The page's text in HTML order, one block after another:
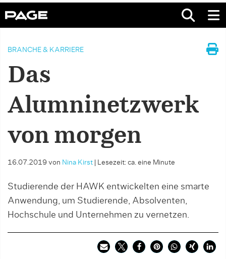
BRANCHE & KARRIERE
Das
Alumninetzwerk
von morgen
16.07.2019 von Nina Kirst Lesezeit: ca. eine Minute
Studierende der HAWK entwickelten eine smarte
Anwendung, um Studierende, Absolventen,
Hochschule und Unternehmen zu vernetzen.